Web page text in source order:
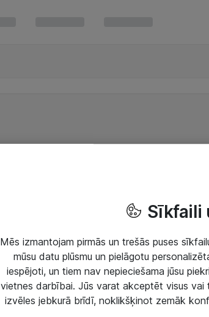
Sīkfaili
Mēs izmantojam pirmās un trešās puses
mūsu datu plūsmu un pielāgotu
iespējoti, un tiem nav nepieciešama jūsu
vietnes darbībai. Jūs varat akceptēt visus
izvēles jebkurā brīdī, noklikšķinot zemāk